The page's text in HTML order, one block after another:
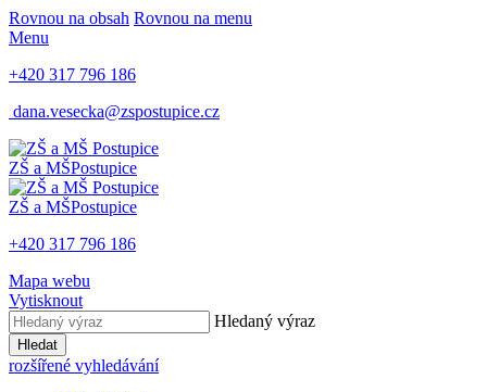
Rovnou na obsah Rovnou na menu
Menu
+420 317 796 186
dana.vesecka@zspostupice.cz
ZŠ a MŠPostupice
ZŠ a MŠPostupice
+420 317 796 186
Mapa webu
Vytisknout
Hledaný výraz
Hledat
rozšířené vyhledávání